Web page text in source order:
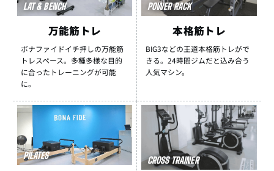
LAT & BENCH
万能筋トレ
ボナファイドイチ押しの万能筋
トレスペース。多種多様な目的
に合ったトレーニングが可能
に。
POWER RACK
本格筋トレ
BIG3などの王道本格筋トレがで
きる。24時間ジムだと込み合う
人気マシン。
PILATES CROSS TRAINER